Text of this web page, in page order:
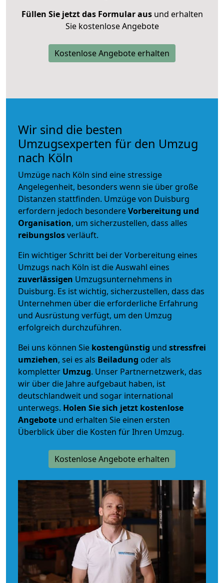
Füllen Sie jetzt das Formular ausund erhalten
Sie kostenlose Angebote
Kostenlose Angebote erhalten
Wir sind die besten
Umzugsexperten für den Umzug
nach Köln
Umzüge nach Köln sind eine stressige
Angelegenheit, besonders wenn sie über große
Distanzen stattfinden. Umzüge von Duisburg
erfordern jedoch besondereVorbereitung und
Organisation, um sicherzustellen, dass alles
reibungslosverläuft.
Ein wichtiger Schritt bei der Vorbereitung eines
Umzugs nach Köln ist die Auswahl eines
zuverlässigen Umzugsunternehmens in
Duisburg. Es ist wichtig, sicherzustellen, dass das
Unternehmen über die erforderliche Erfahrung
und Ausrüstung verfügt, um den Umzug
erfolgreich durchzuführen.
Bei uns können Sie kostengünstig und stressfrei
umziehen, sei es als Beiladung oder als
kompletter Umzug. Unser Partnernetzwerk, das
wir über die Jahre aufgebaut haben, ist
deutschlandweit und sogar international
unterwegs. Holen Sie sich jetzt kostenlose
Angebote und erhalten Sie einen ersten
Überblick über die Kosten für Ihren Umzug.
Kostenlose Angebote erhalten